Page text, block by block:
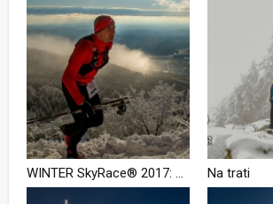
Na trati